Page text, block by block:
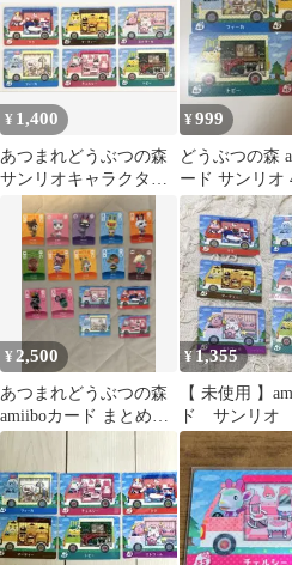
¥ 1,400
あつまれどうぶつの森
サンリオキャラクター
ズ amiibo 6種コンプセ
ット
¥999
どうぶつの森
ード サンリオ
ト
¥ 2,500
あつまれどうぶつの森
amiiboカード まとめ売
り
¥1,355
【 未使用 】
ド サンリオ
ボ コンプリ
ット